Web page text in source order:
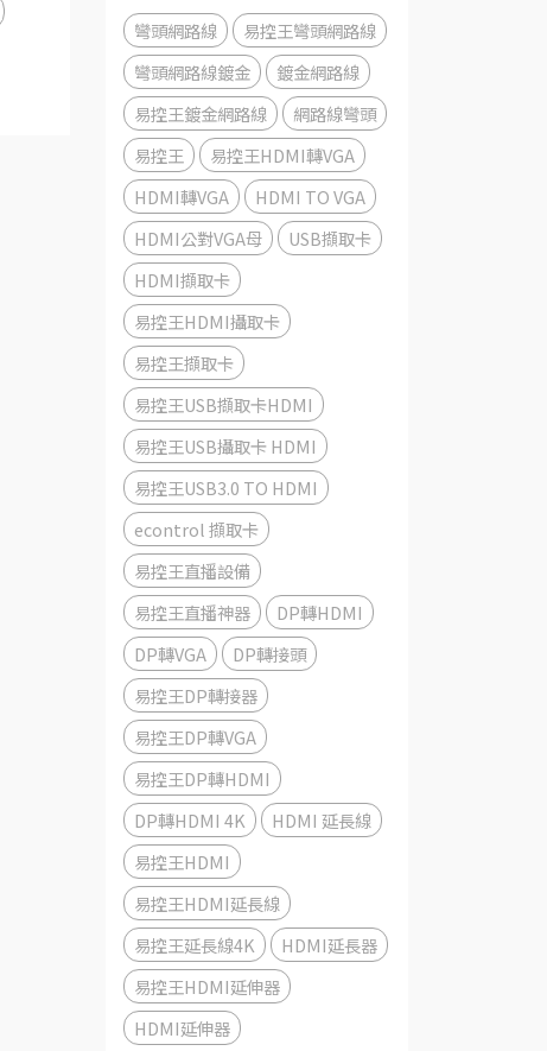
彎頭網路線
易控王彎頭網路線
彎頭網路線鍍金
鍍金網路線
易控王鍍金網路線
網路線彎頭
易控王
易控王HDMI轉VGA
HDMI轉VGA
HDMI TO VGA
HDMI公對VGA母
USB擷取卡
HDMI擷取卡
易控王HDMI攝取卡
易控王擷取卡
易控王USB擷取卡HDMI
易控王USB攝取卡 HDMI
易控王USB3.0 TO HDMI
econtrol 擷取卡
易控王直播設備
易控王直播神器
DP轉HDMI
DP轉VGA
DP轉接頭
易控王DP轉接器
易控王DP轉VGA
易控王DP轉HDMI
DP轉HDMI 4K
HDMI 延長線
易控王HDMI
易控王HDMI延長線
易控王延長線4K
HDMI延長器
易控王HDMI延伸器
HDMI延伸器